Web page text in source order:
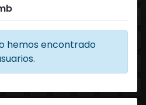
hemos encontrado